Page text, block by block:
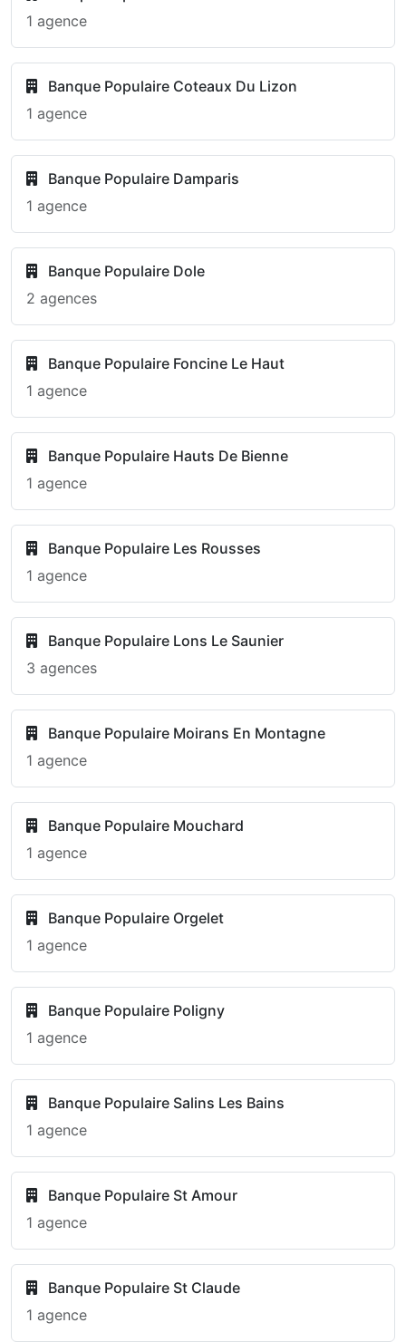
1 agence
Banque Populaire Coteaux Du Lizon
1 agence
Banque Populaire Damparis
1 agence
Banque Populaire Dole
2 agences
Banque Populaire Foncine Le Haut
1 agence
Banque Populaire Hauts De Bienne
1 agence
Banque Populaire Les Rousses
1 agence
Banque Populaire Lons Le Saunier
3 agences
Banque Populaire Moirans En Montagne
1 agence
Banque Populaire Mouchard
1 agence
Banque Populaire Orgelet
1 agence
Banque Populaire Poligny
1 agence
Banque Populaire Salins Les Bains
1 agence
Banque Populaire St Amour
1 agence
Banque Populaire St Claude
1 agence